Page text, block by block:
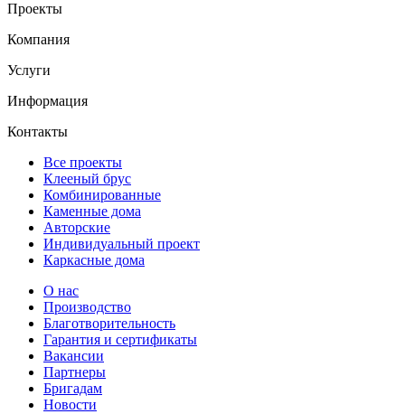
Проекты
Компания
Услуги
Информация
Контакты
Все проекты
Клееный брус
Комбинированные
Каменные дома
Авторские
Индивидуальный проект
Каркасные дома
О нас
Производство
Благотворительность
Гарантия и сертификаты
Вакансии
Партнеры
Бригадам
Новости